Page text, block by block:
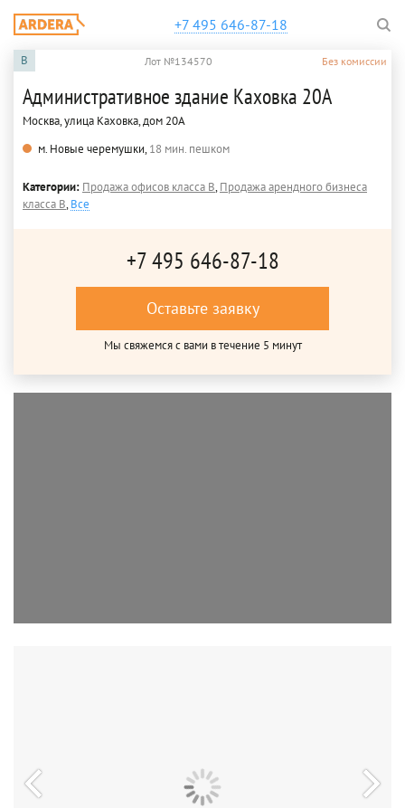
+7 495 646-87-18
B Лот №134570 Без комиссии
Административное здание Каховка 20А
Москва, улица Каховка, дом 20А
м. Новые черемушки,18 мин. пешком
Категории: Продажа офисов класса B,Продажа арендного бизнеса
класса B,Все
+7 495 646-87-18
Оставьте заявку
Мы свяжемся с вами в течение 5 минут